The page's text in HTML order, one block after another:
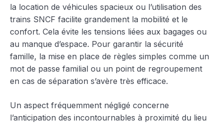
la location de véhicules spacieux ou l’utilisation des
trains SNCF facilite grandement la mobilité et le
confort. Cela évite les tensions liées aux bagages ou
au manque d’espace. Pour garantir la sécurité
famille, la mise en place de règles simples comme un
mot de passe familial ou un point de regroupement
en cas de séparation s’avère très efficace.
Un aspect fréquemment négligé concerne
l’anticipation des incontournables à proximité du lieu